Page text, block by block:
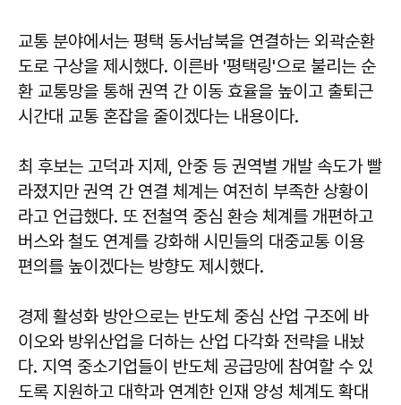
교통 분야에서는 평택 동서남북을 연결하는 외곽순환
도로 구상을 제시했다. 이른바 '평택링'으로 불리는 순
환 교통망을 통해 권역 간 이동 효율을 높이고 출퇴근
시간대 교통 혼잡을 줄이겠다는 내용이다.
최 후보는 고덕과 지제, 안중 등 권역별 개발 속도가 빨
라졌지만 권역 간 연결 체계는 여전히 부족한 상황이
라고 언급했다. 또 전철역 중심 환승 체계를 개편하고
버스와 철도 연계를 강화해 시민들의 대중교통 이용
편의를 높이겠다는 방향도 제시했다.
경제 활성화 방안으로는 반도체 중심 산업 구조에 바
이오와 방위산업을 더하는 산업 다각화 전략을 내놨
다. 지역 중소기업들이 반도체 공급망에 참여할 수 있
도록 지원하고 대학과 연계한 인재 양성 체계도 확대